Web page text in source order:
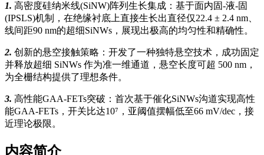
1. 高密度硅纳米线(SiNW)阵列生长集成：基于面内固-液-固
(IPSLS)机制，在绝缘衬底上直接生长出直径仅22.4 ± 2.4 nm、
线间距90 nm的超细SiNWs，展现出极高的均匀性和精确性。
2. 创新的悬空接触策略：开发了一种独特悬空技术，成功固定
并释放超细 SiNWs 作为准一维通道，悬空长度可超 500 nm，
为全栅结构提供了理想条件。
3. 高性能GAA-FETs突破：首次基于催化SiNWs沟道实现高性
能GAA-FETs，开关比达10⁷，亚阈值摆幅低至66 mV/dec，接
近理论极限。
内容简介